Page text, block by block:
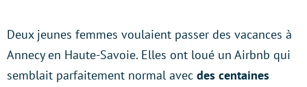
Deux jeunes femmes voulaient passer des vacances à
Annecy en Haute-Savoie. Elles ont loué un Airbnb qui
semblait parfaitement normal avec des centaines